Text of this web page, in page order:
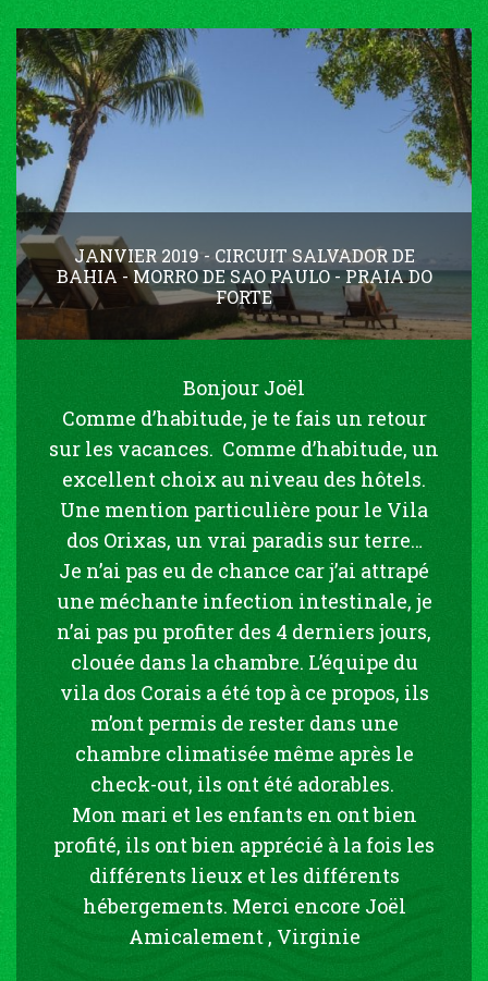
JANVIER 2019 - CIRCUIT SALVADOR DE
BAHIA - MORRO DE SAO PAULO - PRAIA DO
FORTE
Bonjour Joël
Comme d’habitude, je te fais un retour
sur les vacances. Comme d’habitude, un
excellent choix au niveau des hôtels.
Une mention particulière pour le Vila
dos Orixas, un vrai paradis sur terre…
Je n’ai pas eu de chance car j’ai attrapé
une méchante infection intestinale, je
n’ai pas pu profiter des 4 derniers jours,
clouée dans la chambre. L’équipe du
vila dos Corais a été top à ce propos, ils
m’ont permis de rester dans une
chambre climatisée même après le
check-out, ils ont été adorables.
Mon mari et les enfants en ont bien
profité, ils ont bien apprécié à la fois les
différents lieux et les différents
hébergements. Merci encore Joël
Amicalement , Virginie